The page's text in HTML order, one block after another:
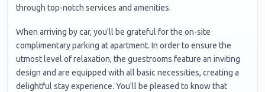
through top-notch services and amenities.
When arriving by car, you'll be grateful for the on-site
complimentary parking at apartment. In order to ensure the
utmost level of relaxation, the guestrooms feature an inviting
design and are equipped with all basic necessities, creating a
delightful stay experience. You'll be pleased to know that